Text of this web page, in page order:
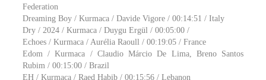
Federation
Dreaming Boy / Kurmaca / Davide Vigore / 00:14:51 / Italy
Dry / 2024 / Kurmaca / Duygu Ergül / 00:05:00 /
Echoes / Kurmaca / Aurélia Raoull / 00:19:05 / France
Edom / Kurmaca / Claudio Márcio De Lima, Breno Santos
Rubim / 00:15:00 / Brazil
EH / Kurmaca / Raed Habib / 00:15:56 / Lebanon